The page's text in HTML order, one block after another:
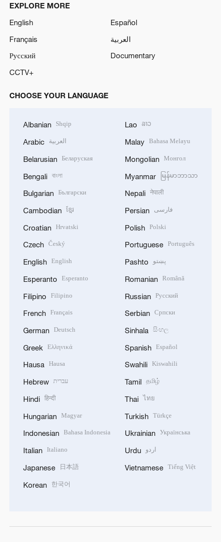
EXPLORE MORE
English
Español
Français
العربية
Русский
Documentary
CCTV+
CHOOSE YOUR LANGUAGE
Albanian Shqip
Arabic العربية
Belarusian Беларуская
Bengali বাংলা
Bulgarian Български
Cambodian ខ្មែរ
Croatian Hrvatski
Czech Český
English English
Esperanto Esperanto
Filipino Filipino
French Français
German Deutsch
Greek Ελληνικά
Hausa Hausa
Hebrew עברית
Hindi हिन्दी
Hungarian Magyar
Indonesian Bahasa Indonesia
Italian Italiano
Japanese 日本語
Korean 한국어
Lao ລາວ
Malay Bahasa Melayu
Mongolian Монгол
Myanmar မြန်မာဘာသာ
Nepali नेपाली
Persian فارسی
Polish Polski
Portuguese Português
Pashto پښتو
Romanian Română
Russian Русский
Serbian Српски
Sinhala සිංහල
Spanish Español
Swahili Kiswahili
Tamil தமிழ்
Thai ไทย
Turkish Türkçe
Ukrainian Українська
Urdu اردو
Vietnamese Tiếng Việt